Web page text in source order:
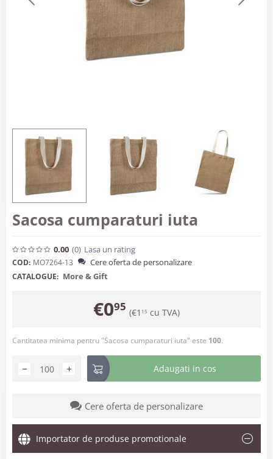
Sacosa cumparaturi iuta
0.00 (0) Lasa un rating
COD: MO7264-13 Cere oferta de personalizare
CATALOGUE: More & Gift
€095 (€1 15 cu TVA)
Cantitatea minima pentru "Sacosa cumparaturi iuta" este 100.
+
− Adaugati in cos
Cere oferta de personalizare
Importator de produse promotionale